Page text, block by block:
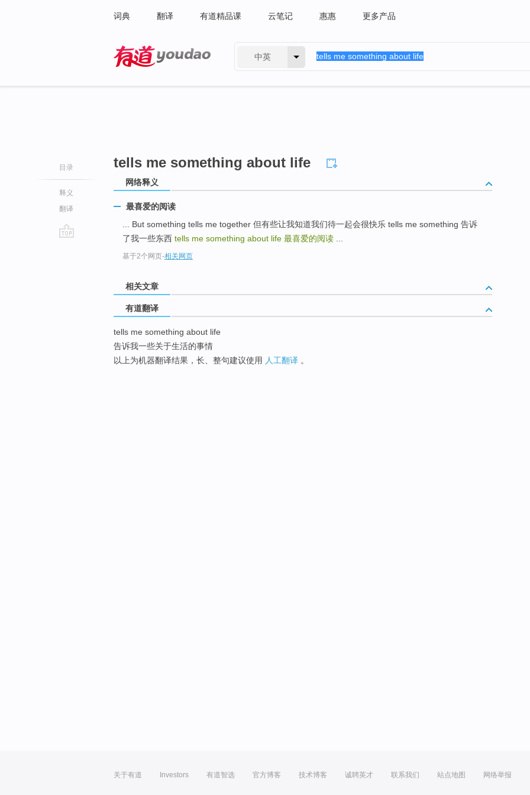
词典 翻译 有道精品课 云笔记 惠惠 更多产品
中英
目录
释义
翻译
tells me something about life
网络释义
最喜爱的阅读
... But something tells me together 但有些让我知道我们待一起会很快乐 tells me something 告诉
了我一些东西 tells me something about life 最喜爱的阅读
基于2个网页-相关网页
相关文章
有道翻译
tells me something about life
告诉我一些关于生活的事情
以上为机器翻译结果，长、整句建议使用 人工翻译 。
关于有道 Investors 有道智选 官方博客 技术博客 诚聘英才 联系我们 站点地图 网络举报